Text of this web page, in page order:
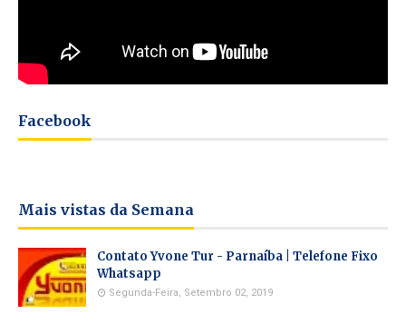
Facebook
Mais vistas da Semana
Contato Yvone Tur - Parnaíba | Telefone Fixo
Whatsapp
Segunda-Feira, Setembro 02, 2019